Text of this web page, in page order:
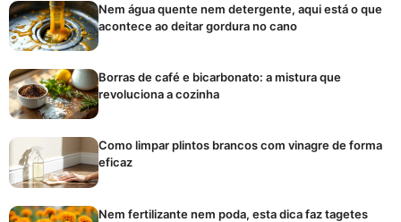
Nem água quente nem detergente, aqui está o que
acontece ao deitar gordura no cano
Borras de café e bicarbonato: a mistura que
revoluciona a cozinha
Como limpar plintos brancos com vinagre de forma
eficaz
Nem fertilizante nem poda, esta dica faz tagetes